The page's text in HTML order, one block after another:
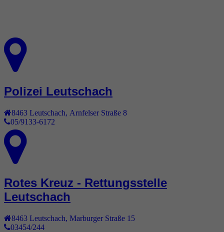
Polizei Leutschach
8463 Leutschach
Arnfelser Straße 8
05/9133-6172
Rotes Kreuz - Rettungsstelle
Leutschach
8463 Leutschach, Marburger Straße 15
03454/244